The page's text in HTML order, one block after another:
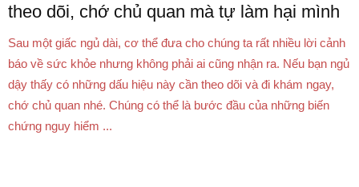
theo dõi, chớ chủ quan mà tự làm hại mình
Sau một giấc ngủ dài, cơ thể đưa cho chúng ta rất nhiều lời cảnh
báo về sức khỏe nhưng không phải ai cũng nhận ra. Nếu bạn ngủ
dậy thấy có những dấu hiệu này cần theo dõi và đi khám ngay,
chớ chủ quan nhé. Chúng có thể là bước đầu của những biến
chứng nguy hiểm ...